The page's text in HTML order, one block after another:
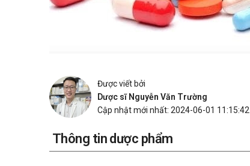
Được viết bởi
Dược sĩ Nguyễn Văn Trường
Cập nhật mới nhất: 2024-06-01 11:15:42
Thông tin dược phẩm